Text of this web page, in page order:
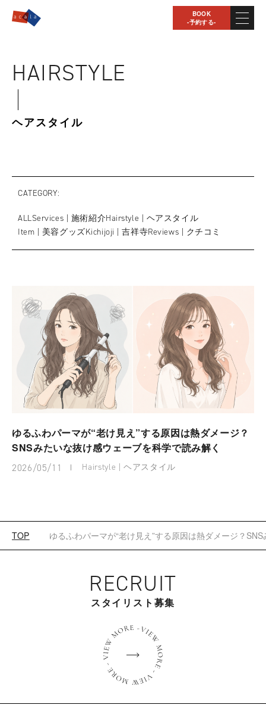
BOOK
-予約する-
HAIRSTYLE
ヘアスタイル
CATEGORY
ALLServices | 施術紹介Hairstyle | ヘアスタイル
Item | 美容グッズKichijoji | 吉祥寺Reviews | クチコミ
ゆるふわパーマが“老け見え”する原因は熱ダメージ？
SNSみたいな抜け感ウェーブを科学で読み解く
2026/05/11 Hairstyle | ヘアスタイル
TOP ゆるふわパーマが“老け見え”する原因は熱ダメージ？
RECRUIT
スタイリスト募集